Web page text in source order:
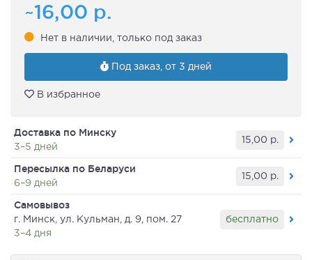
~16,00 р.
Нет в наличии, только под заказ
Под заказ, от 3 дней
В избранное
Доставка по Минску
3–5 дней
15,00 р.
Пересылка по Беларуси
6–9 дней
15,00 р.
Самовывоз
г. Минск, ул. Кульман, д. 9, пом. 27
3–4 дня
бесплатно